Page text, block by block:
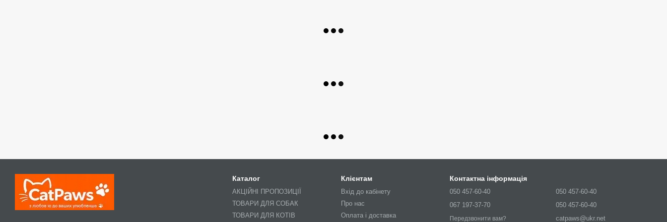
Каталог
АКЦІЙНІ ПРОПОЗИЦІЇ
ТОВАРИ ДЛЯ СОБАК
ТОВАРИ ДЛЯ КОТІВ
Клієнтам
Вхід до кабінету
Про нас
Оплата і доставка
Контактна інформація
050 457-60-40
067 197-37-70
Передзвонити вам?
050 457-60-40
050 457-60-40
catpaws@ukr.net